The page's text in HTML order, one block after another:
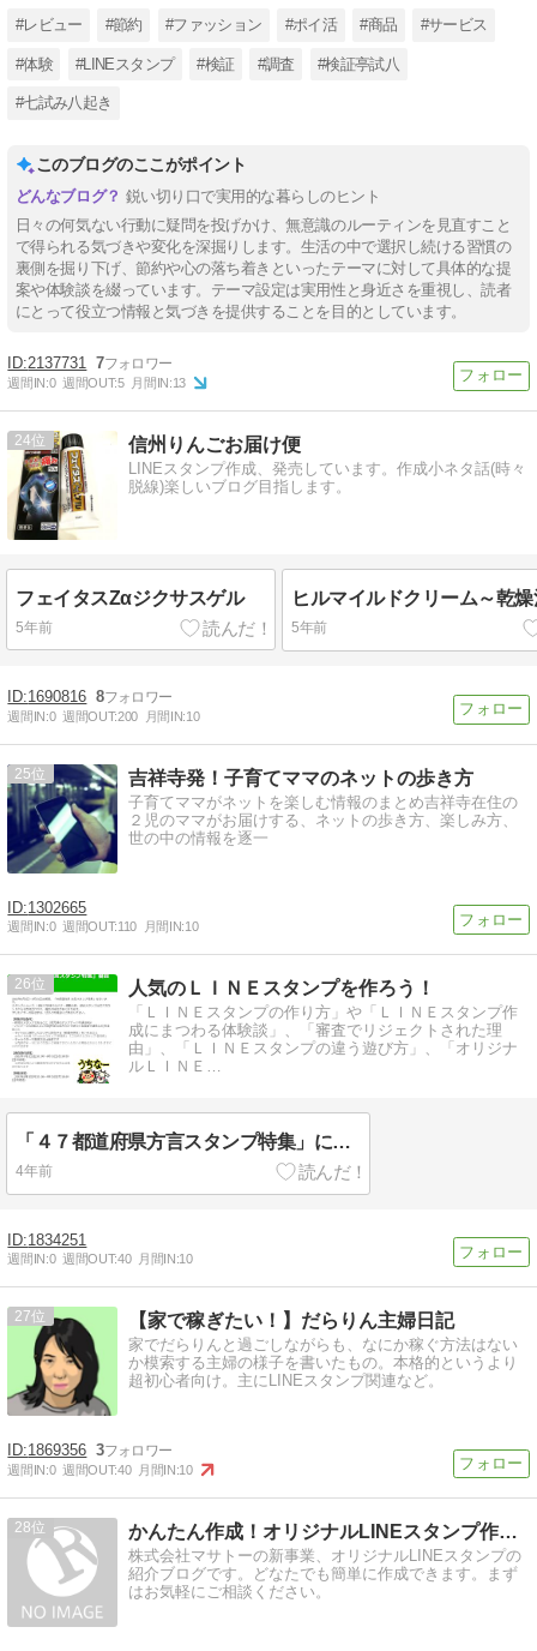
#レビュー #節約 #ファッション #ポイ活 #商品 #サービス
#体験 #LINEスタンプ #検証 #調査 #検証亭試八
#​七試み八起き
このブログのここがポイント
鋭い切り口で実用的な暮らしのヒント
日々の何気ない行動に疑問を投げかけ、無意識のルーティンを見直すこと
で得られる気づきや変化を深掘りします。生活の中で選択し続ける習慣の
裏側を掘り下げ、節約や心の落ち着きといったテーマに対して具体的な提
案や体験談を綴っています。テーマ設定は実用性と身近さを重視し、読者
にとって役立つ情報と気づきを提供することを目的としています。
2137731 7
週間IN:0 週間OUT:5 月間IN:13
24 信州りんごお届け便
LINEスタンプ作成、発売しています。作成小ネタ話(時々
脱線)楽しいブログ目指します。
フェイタスZαジクサスゲル
5年前
ヒルマイルドクリーム～乾
5年前
1690816 8
週間IN:0 週間OUT:200 月間IN:10
25 吉祥寺発！子育てママのネットの歩き方
子育てママがネットを楽しむ情報のまとめ吉祥寺在住の
２児のママがお届けする、ネットの歩き方、楽しみ方、
世の中の情報を逐一
1302665
週間IN:0 週間OUT:110 月間IN:10
26 人気のＬＩＮＥスタンプを作ろう！
「ＬＩＮＥスタンプの作り方」や「ＬＩＮＥスタンプ作
成にまつわる体験談」、「審査でリジェクトされた理
由」、「ＬＩＮＥスタンプの違う遊び方」、「オリジナ
ルＬＩＮＥ…
「４７都道府県方言スタンプ特集」に参戦！
4年前
1834251
週間IN:0 週間OUT:40 月間IN:10
27 【家で稼ぎたい！】だらりん主婦日記
家でだらりんと過ごしながらも、なにか稼ぐ方法はない
か模索する主婦の様子を書いたもの。本格的というより
超初心者向け。主にLINEスタンプ関連など。
1869356 3
週間IN:0 週間OUT:40 月間IN:10
28 かんたん作成！オリジナルLINEスタンプ作れます
株式会社マサトーの新事業、オリジナルLINEスタンプの
紹介ブログです。どなたでも簡単に作成できます。まず
はお気軽にご相談ください。